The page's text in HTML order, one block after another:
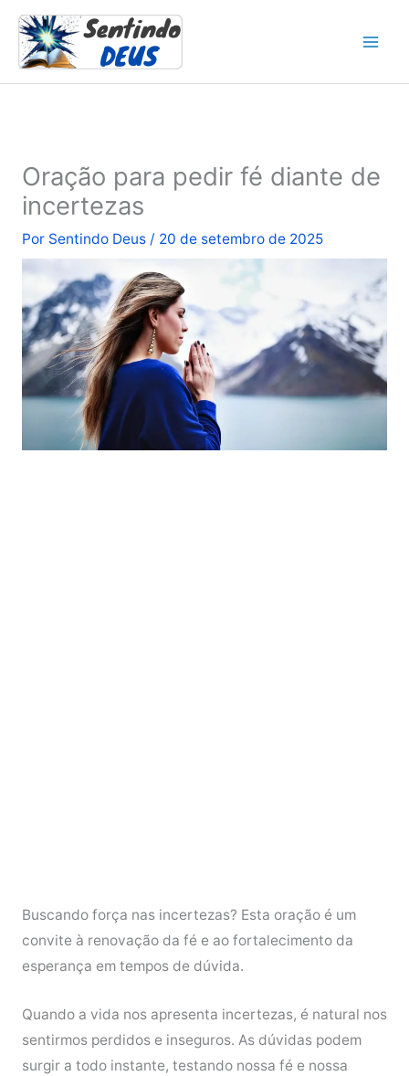
para
conteúdo
Oração para pedir fé diante de
incertezas
Por Sentindo Deus / 20 de setembro de 2025
Buscando força nas incertezas? Esta oração é um
convite à renovação da fé e ao fortalecimento da
esperança em tempos de dúvida.
Quando a vida nos apresenta incertezas, é natural nos
sentirmos perdidos e inseguros. As dúvidas podem
surgir a todo instante, testando nossa fé e nossa